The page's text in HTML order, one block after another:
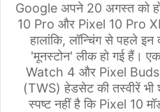
Google अपने 20 अगस्त को
10 Pro और Pixel 10 Pro
हालांकि, लॉन्चिंग से पहले इन
'मूनस्टोन' लीक हो गई हैं।
Watch 4 और Pixel Buds
(TWS) हेडसेट की तस्वीरें भी
स्पष्ट नहीं है कि Pixel 10